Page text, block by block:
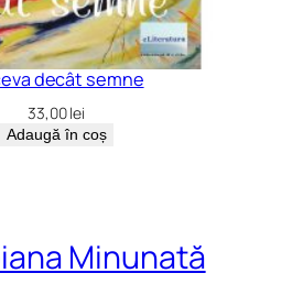
decât semne
33,00lei
Adaugă în coș
Minunată